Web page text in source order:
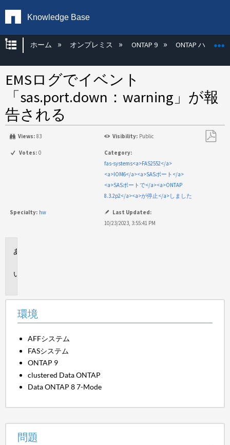
Knowledge Base
グローバル階層を展開/折りたたむ
ホーム オンプレミス ONTAP 9 ONTAP ハード
EMSログでイベント
「sas.port.down：warning」が報
告される
Views: 83 Visibility: Public
Votes: 0
Category:
fas-systems<a>FAS2552</a>
<a>IOM6</a><a>SASポート</a>
<a>SASポートで</a><a>ONTAP
8.3.2p2</a><a>が停止</a>しました
Specialty: hw
Last Updated:
10/23/2023, 3:55:41 PM
環境
AFFシステム
FASシステム
ONTAP 9
clustered Data ONTAP
Data ONTAP 8 7-Mode
問題